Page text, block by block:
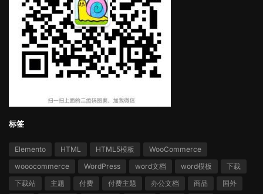
标签
Elemento HTML HTML5模板
WooCommerce
wooocommerce
WordPress word文档 word模板
下载
下载站
主题 付费 付费主题 办公文档 商品 国外